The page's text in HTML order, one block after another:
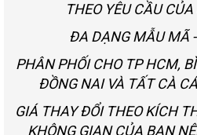
THEO YÊU CẦU
ĐA DẠNG MẪU MÃ
PHÂN PHỐI CHO TP HCM,
ĐỒNG NAI VÀ TẤT CÀ
GIÁ THAY ĐỔI THEO KÍCH
KHÔNG GIAN CỦA BẠN